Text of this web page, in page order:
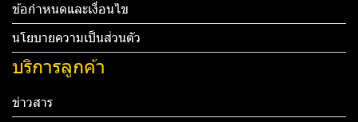
ข้อกำหนดและเงื่อนไข
นโยบายความเป็นส่วนตัว
บริการลูกค้า
ข่าวสาร